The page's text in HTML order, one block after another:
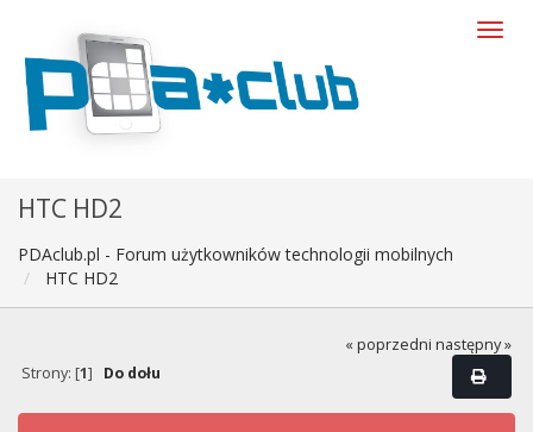
HTC HD2
PDAclub.pl - Forum użytkowników technologii mobilnych
HTC HD2
« poprzedni następny »
Strony: [1] Do dołu